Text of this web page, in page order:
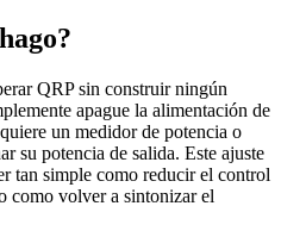
QRP sin construir ningún
apague la alimentación de
un medidor de potencia o
su potencia de salida. Este ajuste
tan simple como reducir el control
como volver a sintonizar el